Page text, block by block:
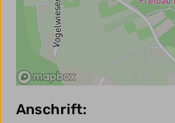
Anschrift: